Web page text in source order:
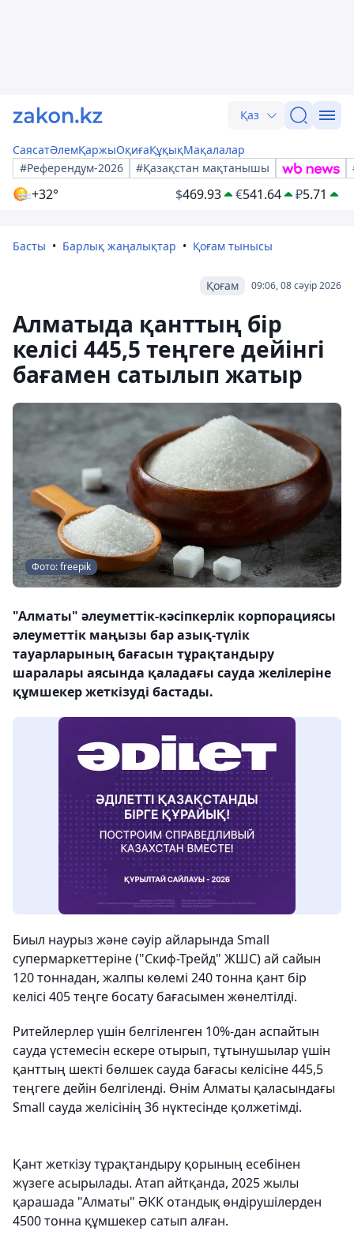
Қаз
СаясатӘлемҚаржыОқиғаҚұқықМақалалар
#Референдум-2026
#Қазақстан мақтанышы
+32° $469.93 €541.64 ₽5.71
Басты Барлық жаңалықтар Қоғам тынысы
09:06, 08 сәуір 2026
Қоғам
Алматыда қанттың бір
келісі 445,5 теңгеге дейінгі
бағамен сатылып жатыр
Фото: freepik
"Алматы" әлеуметтік-кәсіпкерлік корпорациясы
әлеуметтік маңызы бар азық-түлік
тауарларының бағасын тұрақтандыру
шаралары аясында қаладағы сауда желілеріне
құмшекер жеткізуді бастады.
Биыл наурыз және сәуір айларында Small
супермаркеттеріне ("Скиф-Трейд" ЖШС) ай сайын
120 тоннадан, жалпы көлемі 240 тонна қант бір
келісі 405 теңге босату бағасымен жөнелтілді.
Ритейлерлер үшін белгіленген 10%-дан аспайтын
сауда үстемесін ескере отырып, тұтынушылар үшін
қанттың шекті бөлшек сауда бағасы келісіне 445,5
теңгеге дейін белгіленді. Өнім Алматы қаласындағы
Small сауда желісінің 36 нүктесінде қолжетімді.
Қант жеткізу тұрақтандыру қорының есебінен
жүзеге асырылады. Атап айтқанда, 2025 жылы
қарашада "Алматы" ӘКК отандық өндірушілерден
4500 тонна құмшекер сатып алған.